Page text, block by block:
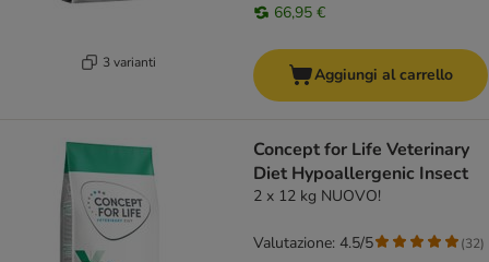
3 varianti
66,95 €
Aggiungi al carrello
Concept for Life Veterinary
Diet Hypoallergenic Insect
2 x 12 kg NUOVO!
Valutazione: 4.5/5 (32)